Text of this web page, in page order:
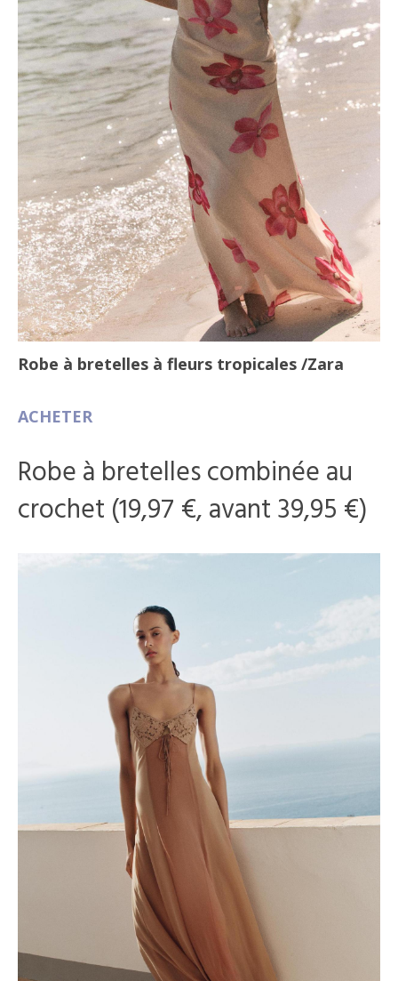
Robe à bretelles à fleurs tropicales /Zara
ACHETER
Robe à bretelles combinée au
crochet (19,97 €, avant 39,95 €)